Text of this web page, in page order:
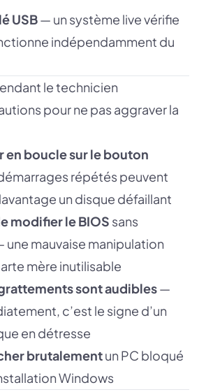
USB— un système live vérifie
indépendamment du
le technicien
pour ne pas aggraver la
en boucle sur le bouton
répétés peuvent
un disque défaillant
modifier le BIOS sans
mauvaise manipulation
mère inutilisable
sont audibles—
c’est le signe d’un
en détresse
brutalementun PC bloqué
Windows